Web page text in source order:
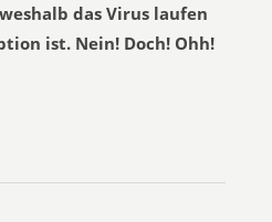
das Virus laufen
ist. Nein! Doch! Ohh!